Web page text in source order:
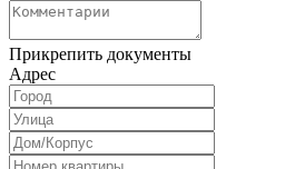
Прикрепить документы
Адрес